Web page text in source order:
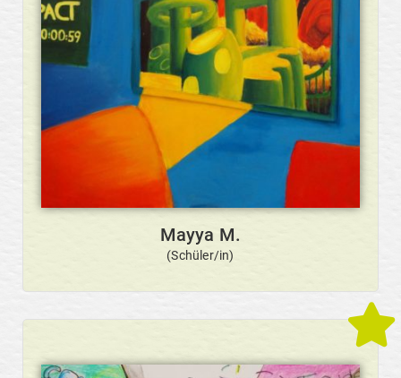
Mayya M.
(Schüler/in)